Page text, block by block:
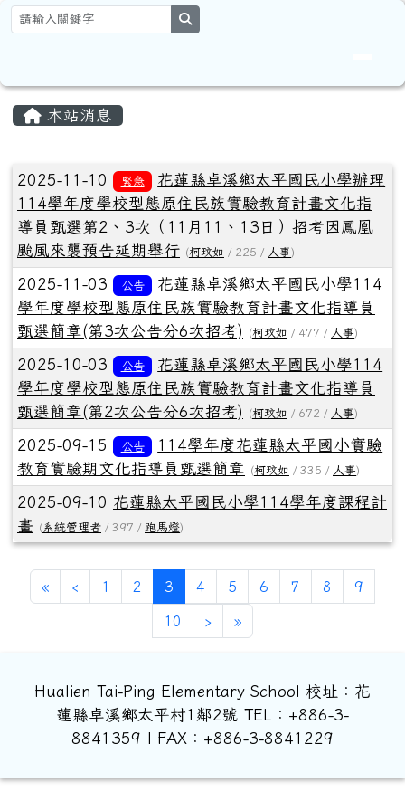
跳至主內容區
花蓮縣卓溪鄉太平國民小學全球資
本站消息
文章列表
2025-11-10 緊急
花蓮縣卓溪鄉太平國民小學辦理
114學年度學校型態原住民族實驗教育計畫文化指
導員甄選第2、3次（11月11、13日）招考因鳳凰
颱風來襲預告延期舉行 (柯玟如 / 225 / 人事)
2025-11-03 公告
花蓮縣卓溪鄉太平國民小學114
學年度學校型態原住民族實驗教育計畫文化指導員
甄選簡章(第3次公告分6次招考)
(柯玟如 / 477 / 人事)
2025-10-03 公告
花蓮縣卓溪鄉太平國民小學114
學年度學校型態原住民族實驗教育計畫文化指導員
甄選簡章(第2次公告分6次招考)
(柯玟如 / 672 / 人事)
2025-09-15 公告
114學年度花蓮縣太平國小實驗
教育實驗期文化指導員甄選簡章
(柯玟如 / 335 / 人事)
2025-09-10 花蓮縣太平國民小學114學年度課程計
畫
(系統管理者 / 397 / 跑馬燈)
«第一頁
‹ 上一頁
1 2 3 (目前頁次)
4 5 6 7 8 9
10 ›下一頁
»最後頁
Hualien Tai-Ping Elementary School 校址：花
蓮縣卓溪鄉太平村1鄰2號 TEL：+886-3-
8841359 | FAX：+886-3-8841229